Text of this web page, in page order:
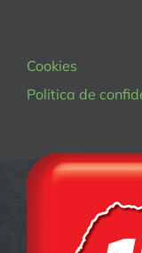
Cookies
Politica de